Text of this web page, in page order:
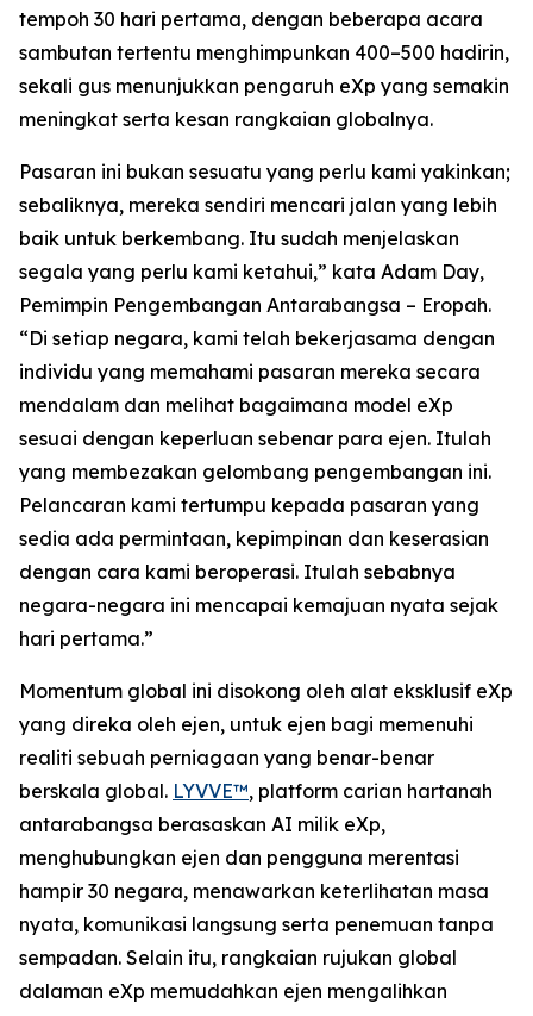
tempoh 30 hari pertama, dengan beberapa acara
sambutan tertentu menghimpunkan 400–500 hadirin,
sekali gus menunjukkan pengaruh eXp yang semakin
meningkat serta kesan rangkaian globalnya.
Pasaran ini bukan sesuatu yang perlu kami yakinkan;
sebaliknya, mereka sendiri mencari jalan yang lebih
baik untuk berkembang. Itu sudah menjelaskan
segala yang perlu kami ketahui,” kata Adam Day,
Pemimpin Pengembangan Antarabangsa – Eropah.
“Di setiap negara, kami telah bekerjasama dengan
individu yang memahami pasaran mereka secara
mendalam dan melihat bagaimana model eXp
sesuai dengan keperluan sebenar para ejen. Itulah
yang membezakan gelombang pengembangan ini.
Pelancaran kami tertumpu kepada pasaran yang
sedia ada permintaan, kepimpinan dan keserasian
dengan cara kami beroperasi. Itulah sebabnya
negara-negara ini mencapai kemajuan nyata sejak
hari pertama.”
Momentum global ini disokong oleh alat eksklusif eXp
yang direka oleh ejen, untuk ejen bagi memenuhi
realiti sebuah perniagaan yang benar-benar
berskala global. LYVVE™, platform carian hartanah
antarabangsa berasaskan AI milik eXp,
menghubungkan ejen dan pengguna merentasi
hampir 30 negara, menawarkan keterlihatan masa
nyata, komunikasi langsung serta penemuan tanpa
sempadan. Selain itu, rangkaian rujukan global
dalaman eXp memudahkan ejen mengalihkan